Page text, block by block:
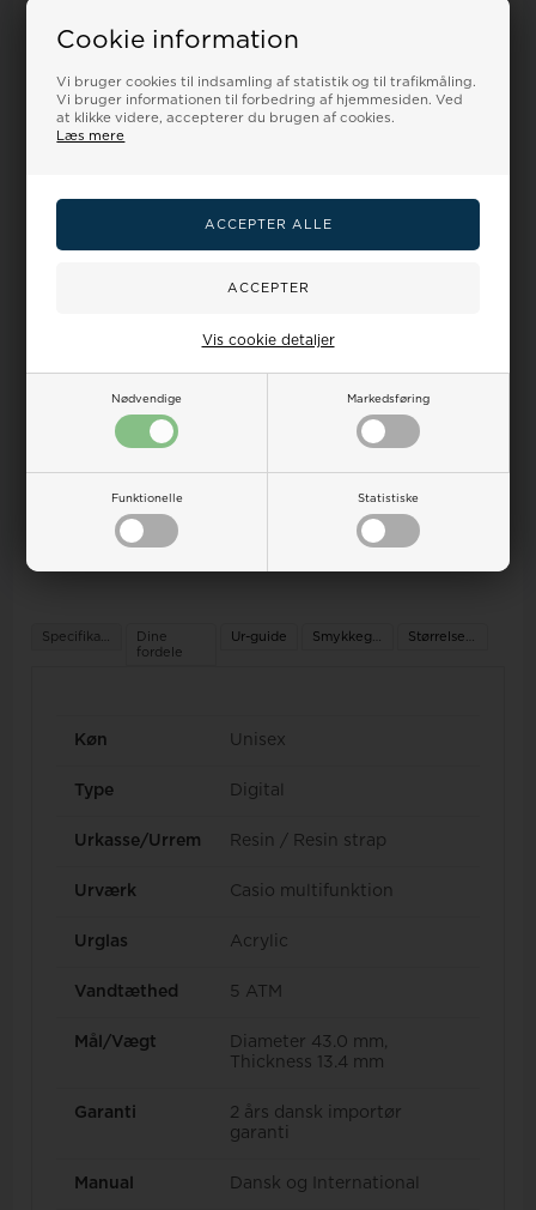
Cookie information
Vi bruger cookies til indsamling af statistik og til trafikmåling.
Vi bruger informationen til forbedring af hjemmesiden. Ved
at klikke videre, accepterer du brugen af cookies.
Læs mere
Nødvendige Markedsføring
Funktionelle Statistiske
Vis cookie detaljer
Garanti
2 års dansk importør garanti
Indpakning
Standard Casio gaveæske
Spørg til denne vare
+45 32 12 25 51-salg@urskiven.dk
En del af Houmann.dk
Op til 365 dages returret
Prismatch +5%
mod danske butikker
Dine
fordele
Ur-guide
Køn Unisex
Type Digital
Urkasse/Urrem Resin / Resin strap
Urværk Casio multifunktion
Urglas Acrylic
Vandtæthed 5 ATM
Mål/Vægt
Diameter 43.0 mm,
Thickness 13.4 mm
Garanti
2 års dansk importør
garanti
Manual Dansk og International